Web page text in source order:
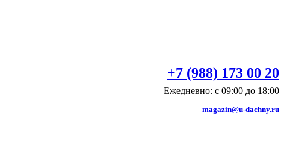
+7 (988) 173 00 20
Ежедневно: с 09:00 до 18:00
magazin@u-dachny.ru